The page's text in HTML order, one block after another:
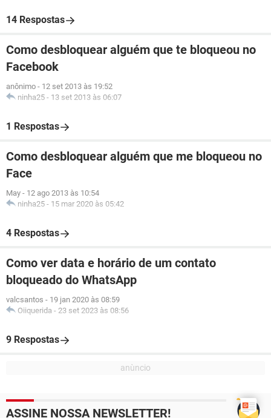
14 Respostas
Como desbloquear alguém que te bloqueou no
Facebook
anônimo - 12 set 2013 às 19:52
ninha25 - 13 set 2013 às 06:07
1 Respostas
Como desbloquear alguém que me bloqueou no
Face
May - 12 ago 2013 às 10:54
ninha25 - 15 mar 2020 às 05:42
4 Respostas
Como ver data e horário de um contato
bloqueado do WhatsApp
valcsantos - 19 jan 2020 às 08:59
Oiiquerida - 23 set 2023 às 08:56
9 Respostas
ASSINE NOSSA NEWSLETTER!